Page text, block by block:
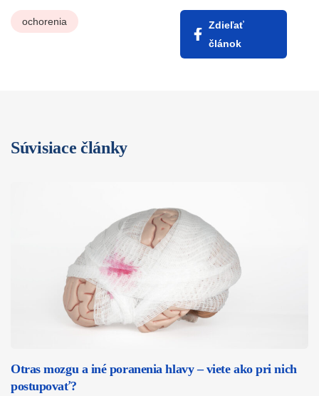
ochorenia
Zdieľať
článok
Súvisiace články
Otras mozgu a iné poranenia hlavy – viete ako pri nich
postupovať?